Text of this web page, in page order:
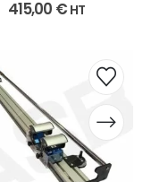
415,00 € HT